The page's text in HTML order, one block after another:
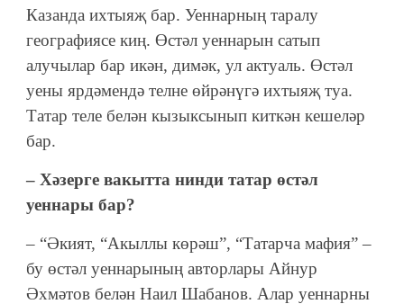
Казанда ихтыяҗ бар. Уеннарның таралу
географиясе киң. Өстәл уеннарын сатып
алучылар бар икән, димәк, ул актуаль. Өстәл
уены ярдәмендә телне өйрәнүгә ихтыяҗ туа.
Татар теле белән кызыксынып киткән кешеләр
бар.
– Хәзерге вакытта нинди татар өстәл
уеннары бар?
– “Әкият, “Акыллы көрәш”, “Татарча мафия” –
бу өстәл уеннарының авторлары Айнур
Әхмәтов белән Наил Шабанов. Алар уеннарны